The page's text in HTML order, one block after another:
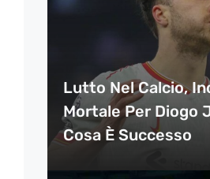
Lutto Nel Calcio,
Mortale Per Diogo
Cosa È Successo